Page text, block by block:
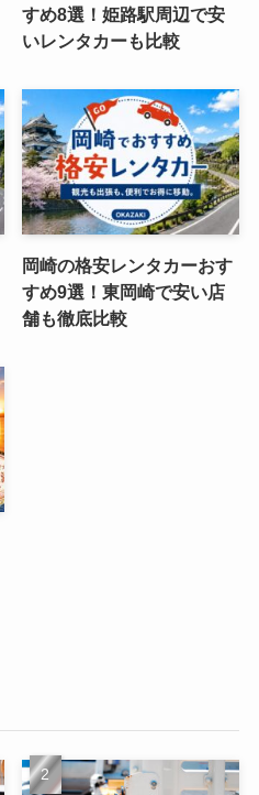
すめ8選！姫路駅周辺で安
いレンタカーも比較
岡崎の格安レンタカーおす
すめ9選！東岡崎で安い店
舗も徹底比較